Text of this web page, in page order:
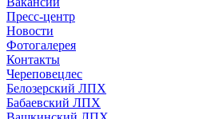
Пресс-центр
Новости
Фотогалерея
Контакты
Череповецлес
Белозерский ЛПХ
Бабаевский ЛПХ